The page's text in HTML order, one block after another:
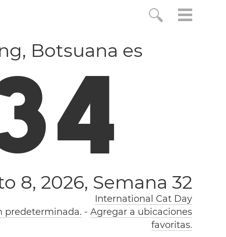
Botsuana es
4
8, 2026, Semana 32
International Cat Day
predeterminada. - Agregar a ubicaciones
favoritas.